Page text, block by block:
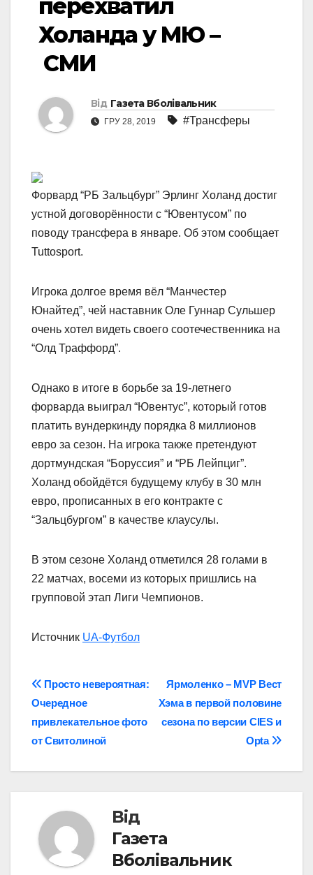
перехватил
Холанда у МЮ –
СМИ
Від Газета Вболівальник
ГРУ 28, 2019 #Трансферы
Форвард “РБ Зальцбург” Эрлинг Холанд достиг
устной договорённости с “Ювентусом” по
поводу трансфера в январе. Об этом сообщает
Tuttosport.
Игрока долгое время вёл “Манчестер
Юнайтед”, чей наставник Оле Гуннар Сульшер
очень хотел видеть своего соотечественника на
“Олд Траффорд”.
Однако в итоге в борьбе за 19-летнего
форварда выиграл “Ювентус”, который готов
платить вундеркинду порядка 8 миллионов
евро за сезон. На игрока также претендуют
дортмундская “Боруссия” и “РБ Лейпциг”.
Холанд обойдётся будущему клубу в 30 млн
евро, прописанных в его контракте с
“Зальцбургом” в качестве клаусулы.
В этом сезоне Холанд отметился 28 голами в
22 матчах, восеми из которых пришлись на
групповой этап Лиги Чемпионов.
Источник UA-Футбол
Навігація
записів
Ярмоленко – MVP Вест
Хэма в первой половине
сезона по версии CIES и
Opta
Просто невероятная:
Очередное
привлекательное фото
от Свитолиной
Від
Газета
Вболівальник